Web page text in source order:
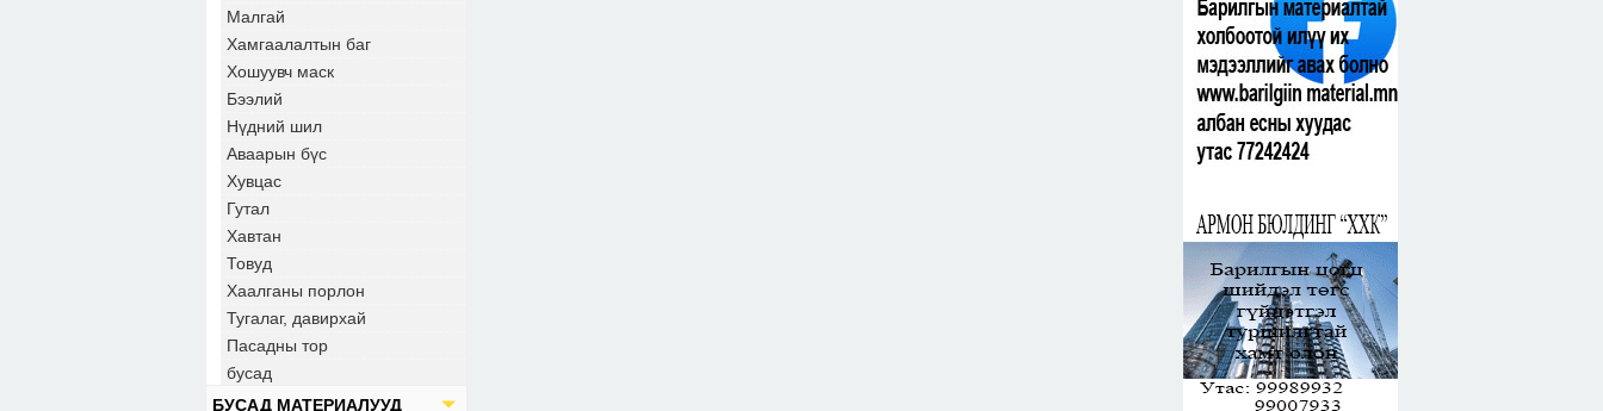
Малгай
Хамгаалалтын баг
Хошуувч маск
Бээлий
Нүдний шил
Аваарын бүс
Хувцас
Гутал
Хавтан
Товуд
Хаалганы порлон
Тугалаг, давирхай
Пасадны тор
бусад
БУСАД МАТЕРИАЛУУД